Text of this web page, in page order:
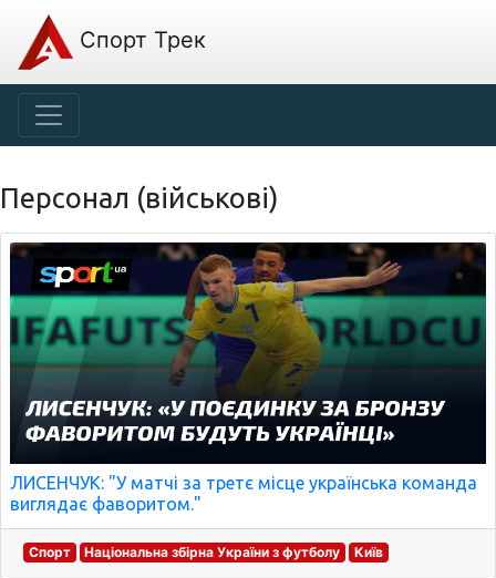
Спорт Трек
Персонал (військові)
ЛИСЕНЧУК: "У матчі за третє місце українська команда
виглядає фаворитом."
Спорт Національна збірна України з футболу Київ